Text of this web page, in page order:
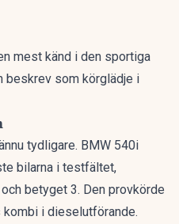
mest känd i den sportiga
beskrev som körglädje i
tydligare. BMW 540i
bilarna i testfältet,
betyget 3. Den provkörde
kombi i dieselutförande.